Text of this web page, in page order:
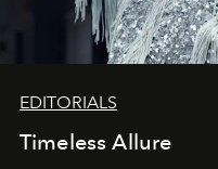
EDITORIALS
Timeless Allure